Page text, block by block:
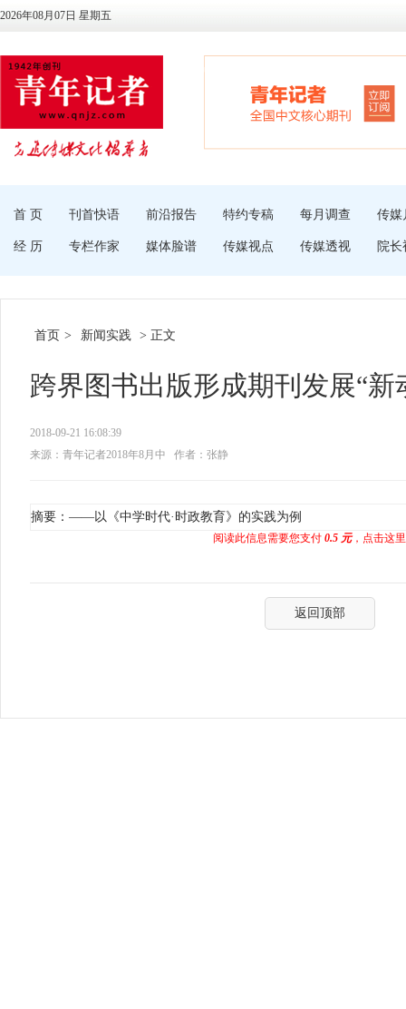
2026年08月07日 星期五
首 页 刊首快语 前沿报告 特约专稿 每月调查 传媒
经 历 专栏作家 媒体脸谱 传媒视点 传媒透视 院长
首页 > 新闻实践 > 正文
跨界图书出版形成期刊发展“新
2018-09-21 16:08:39
来源：青年记者2018年8月中
作者：张静
摘要：——以《中学时代·时政教育》的实践为例
阅读此信息需要您支付 0.5 元，点击这
返回顶部